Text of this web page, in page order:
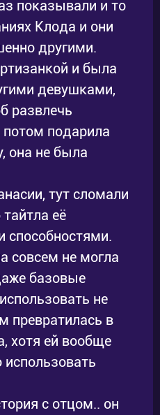
показывали и то
Клода и они
другими.
и была
девушками,
развлечь
потом подарила
она не была
тут сломали
тайтла её
способностями.
совсем не могла
базовые
не
превратилась в
хотя ей вообще
с отцом.. он